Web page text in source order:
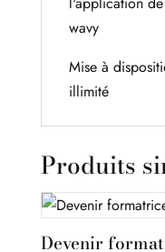
wavy
Mise à
illimité
Produits
Devenir